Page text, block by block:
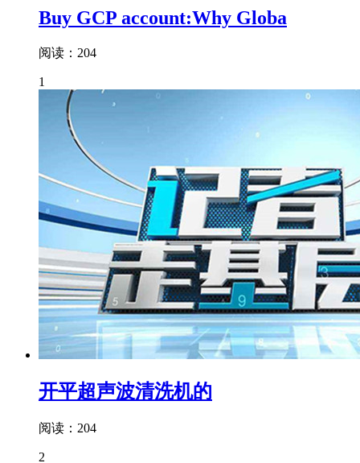
Buy GCP account:Why Globa
阅读：204
1
开平超声波清洗机的
阅读：204
2